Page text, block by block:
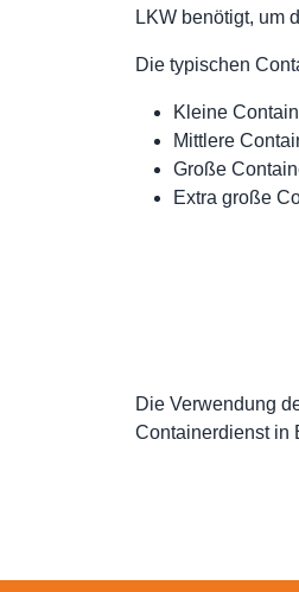
LKW benötigt, um
Die typischen
Kleine
Mittlere
Große
Extra große
Die Verwendung
Containerdienst in